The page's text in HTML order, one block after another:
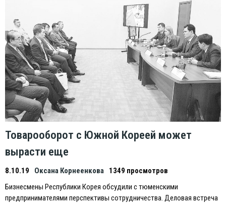
Товарооборот с Южной Кореей может
вырасти еще
8.10.19 Оксана Корнеенкова
1349 просмотров
Бизнесмены Республики Корея обсудили с тюменскими
предпринимателями перспективы сотрудничества. Деловая встреча